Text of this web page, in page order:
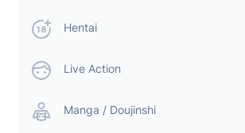
Hentai
Live Action
Manga / Doujinshi